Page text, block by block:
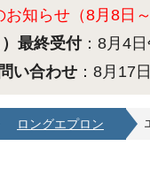
知らせ（8月8日～
最終受付：8月4
い合わせ ：8月17
ロングエプロン